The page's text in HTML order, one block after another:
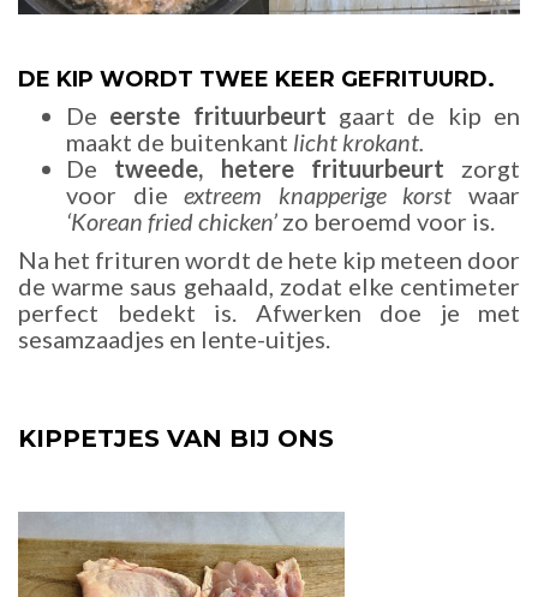
DE KIP WORDT TWEE KEER GEFRITUURD.
De eerste frituurbeurt gaart de kip en
maakt de buitenkant licht krokant.
De tweede, hetere frituurbeurt zorgt
voor dieextreem knapperige korst waar
‘Korean fried chicken’ zo beroemd voor is.
Na het frituren wordt de hete kip meteen door
de warme saus gehaald, zodat elke centimeter
perfect bedekt is. Afwerken doe je met
sesamzaadjes en lente-uitjes.
KIPPETJES VAN BIJ ONS